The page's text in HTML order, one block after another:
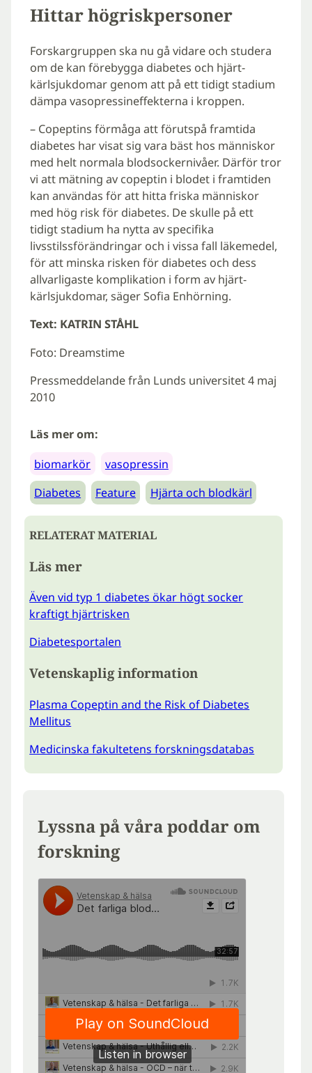
Hittar högriskpersoner
Forskargruppen ska nu gå vidare och studera
om de kan förebygga diabetes och hjärt-
kärlsjukdomar genom att på ett tidigt stadium
dämpa vasopressineffekterna i kroppen.
– Copeptins förmåga att förutspå framtida
diabetes har visat sig vara bäst hos människor
med helt normala blodsockernivåer. Därför tror
vi att mätning av copeptin i blodet i framtiden
kan användas för att hitta friska människor
med hög risk för diabetes. De skulle på ett
tidigt stadium ha nytta av specifika
livsstilssförändringar och i vissa fall läkemedel,
för att minska risken för diabetes och dess
allvarligaste komplikation i form av hjärt-
kärlsjukdomar, säger Sofia Enhörning.
Text: KATRIN STÅHL
Foto: Dreamstime
Pressmeddelande från Lunds universitet 4 maj
2010
Läs mer om:
biomarkör
vasopressin
Diabetes
Feature Hjärta och blodkärl
RELATERAT MATERIAL
Läs mer
Även vid typ 1 diabetes ökar högt socker
kraftigt hjärtrisken
Diabetesportalen
Vetenskaplig information
Plasma Copeptin and the Risk of Diabetes
Mellitus
Medicinska fakultetens forskningsdatabas
Lyssna på våra poddar om
forskning